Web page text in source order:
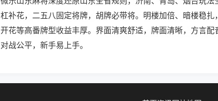
杠补花，二五八固定将牌，胡牌必带将。明楼加倍、暗楼稳
开花等高番牌型收益丰厚。界面清爽舒适，牌面清晰，方言
对战公平，新手易上手。